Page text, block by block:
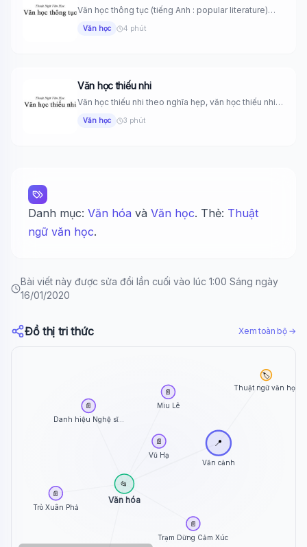
Văn học thông tục (tiếng Anh : popular literature)
Văn học 4 phút
Văn học thiếu nhi
Văn học thiếu nhi theo nghĩa hẹp, văn học thiếu nhi
Văn học 3 phút
Danh mục: Văn hóa và Văn học. Thẻ: Thuật
ngữ văn học.
Bài viết này được sửa đổi lần cuối vào lúc 1:00 Sáng ngày
16/01/2020
Đồ thị tri thức Xem toàn bộ →
Văn cảnh
📍
Văn hóa
📂
Vũ Hạ
📄
Trạm Dừng Cảm Xúc
📄
Trò Xuân Phả
📄
Miu Lê
📄
Danh hiệu Nghệ sĩ...
📄
Thuật ngữ văn học
🏷️